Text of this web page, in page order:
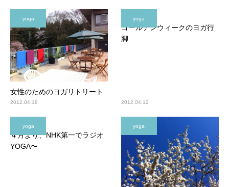
yoga
女性のためのヨガリトリート
2012.04.18
yoga
ゴールデンウィークのヨガ行
脚
2012.04.12
yoga
４月より、NHK第一でラジオ
YOGA〜
yoga